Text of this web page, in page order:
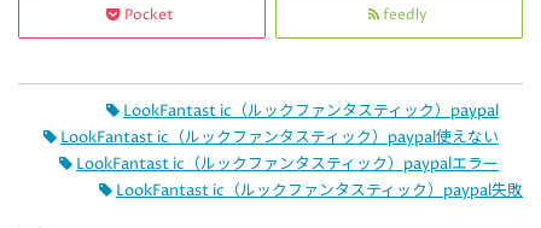
Pocket feedly
LookFantast ic（ルックファンタスティック）paypal
LookFantast ic（ルックファンタスティック）paypal使えない
LookFantast ic（ルックファンタスティック）paypalエラー
LookFantast ic（ルックファンタスティック）paypal失敗